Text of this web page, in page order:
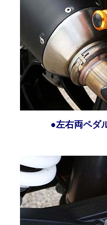
●左右両ペダ